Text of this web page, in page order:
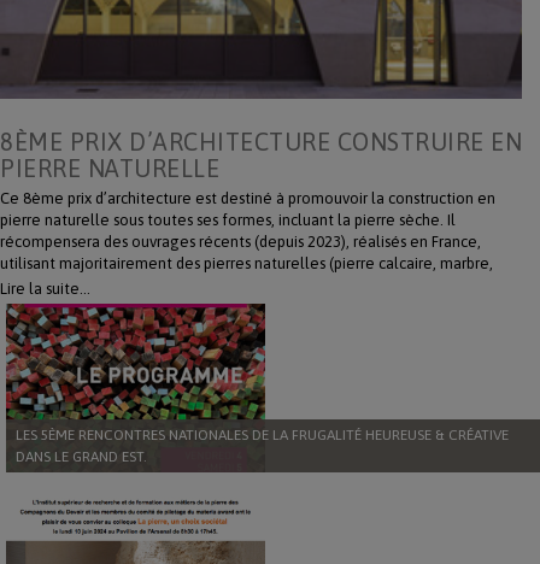
8ÈME PRIX D’ARCHITECTURE CONSTRUIRE EN
PIERRE NATURELLE
Ce 8ème prix d’architecture est destiné à promouvoir la construction en
pierre naturelle sous toutes ses formes, incluant la pierre sèche. Il
récompensera des ouvrages récents (depuis 2023), réalisés en France,
utilisant majoritairement des pierres naturelles (pierre calcaire, marbre,
granit, lave, grès, ardoise, etc.) françaises et/ou transformées en France. La
proclamation officielle des résultats aura lieu le 2 décembre 2025,
pendant le Salon Rocalia. Inscrivez-vous en téléchargeant le règlement :
https://www.editionslemausolee.fr/fr/la-pierre/124772-8eme-prix-
darchitecture-construire-en-pierre-naturelle.html
Lire la suite…
LES 5ÈME RENCONTRES NATIONALES DE LA FRUGALITÉ HEUREUSE & CRÉATIVE
DANS LE GRAND EST.